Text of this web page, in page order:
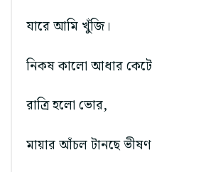
যারে আমি খুঁজি।
নিকষ কালো আধার কেটে
রাত্রি হলো ভোর,
মায়ার আঁচল টানছে ভীষণ